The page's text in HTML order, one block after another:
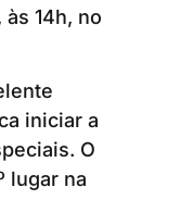
14h, no
iniciar a
O
lugar na